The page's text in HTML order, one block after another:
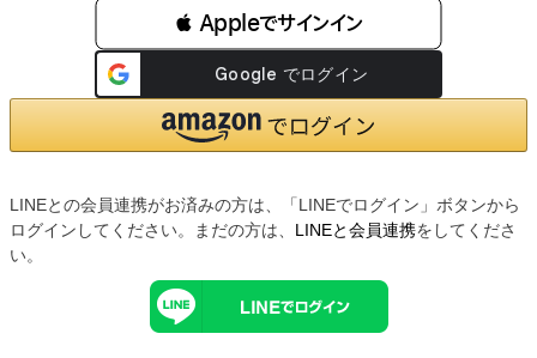
 Appleでサインイン
LINEとの会員連携がお済みの方は、「LINEでログイン」ボタンから
ログインしてください。まだの方は、 LINEと会員連携をしてくださ
い。